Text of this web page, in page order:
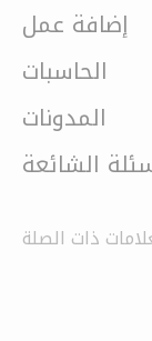
إضافة عمل
الحاسبات
المدونات
الشائعة
ذات الصلة